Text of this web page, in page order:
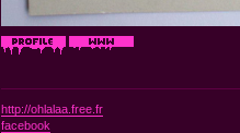
http://ohlalaa.free.fr
facebook